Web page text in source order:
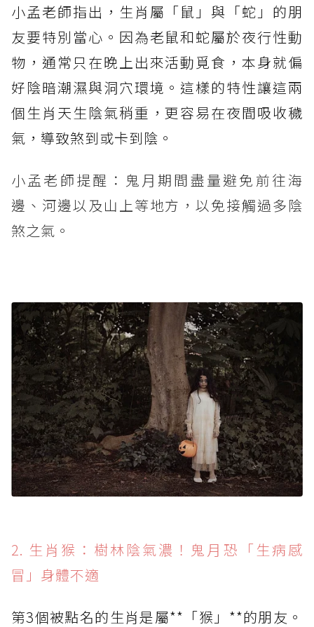
小孟老師指出，生肖屬「鼠」與「蛇」的朋
友要特別當心。因為老鼠和蛇屬於夜行性動
物，通常只在晚上出來活動覓食，本身就偏
好陰暗潮濕與洞穴環境。這樣的特性讓這兩
個生肖天生陰氣稍重，更容易在夜間吸收穢
氣，導致煞到或卡到陰。
小孟老師提醒：鬼月期間盡量避免前往海
邊、河邊以及山上等地方，以免接觸過多陰
煞之氣。
2. 生肖猴：樹林陰氣濃！鬼月恐「生病感
冒」身體不適
第3個被點名的生肖是屬**「猴」**的朋友。